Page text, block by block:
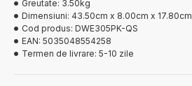
Greutate: 3.50kg
Dimensiuni: 43.50cm x 8.00cm x 17.80cm
Cod produs: DWE305PK-QS
EAN: 5035048554258
Termen de livrare: 5-10 zile